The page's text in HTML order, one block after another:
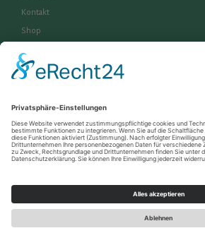
Kontakt
Shop
Rechtliches und Dokumente
Datenschutz & AGB
Downloads
Copyright © 2025 LBV
All rights reserved.